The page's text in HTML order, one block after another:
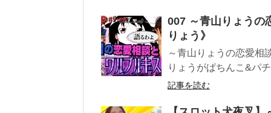
007 ～青山りょうの
りょう》
～青山りょうの恋愛相
りょうがぱちんこ&パ
記事を読む